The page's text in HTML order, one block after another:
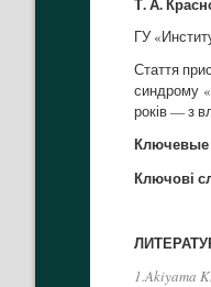
ГУ
Стаття
синдрому
років — з
Ключевые
Ключові
1.Akiyama